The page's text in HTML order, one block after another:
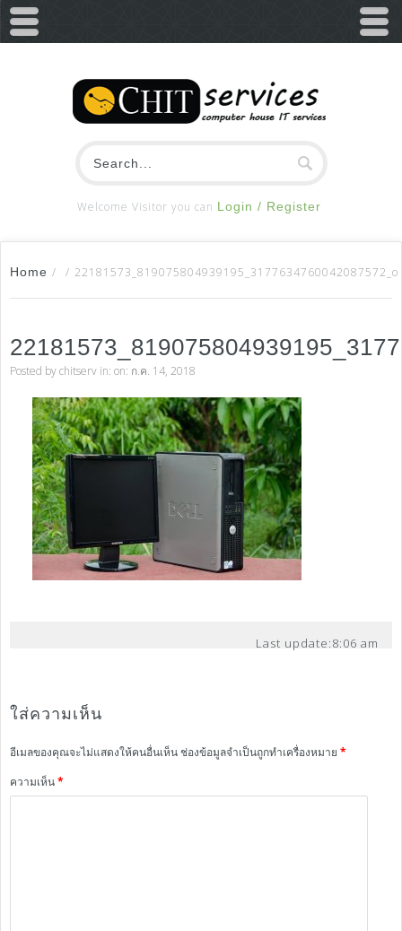
Welcome Visitor you can Login / Register
Home / / 22181573_819075804939195_3177634760042087572_o
Posted bychitserv in: on: ก.ค. 14, 2018
Last update:8:06 am
ใส่ความเห็น
อีเมลของคุณจะไม่แสดงให้คนอื่นเห็นช่องข้อมูลจำเป็นถูกทำเครื่องหมาย *
ความเห็น*